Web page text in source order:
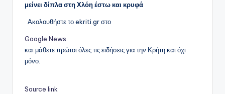
μείνει δίπλα στη Χλόη έστω και κρυφά
Ακολουθήστε το ekriti.gr στο
Google News
και μάθετε πρώτοι όλες τις ειδήσεις για την Κρήτη και όχι
μόνο.
Source link